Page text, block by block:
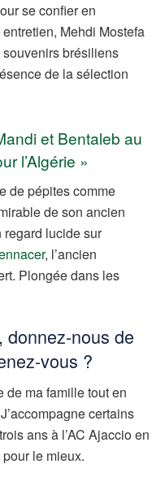
se confier en
Mehdi Mostefa
brésiliens
de la sélection
et Bentaleb au
l’Algérie »
de pépites comme
de son ancien
regard lucide sur
, l’ancien
Plongée dans les
donnez-nous de
vous ?
de ma famille tout en
certains
ans à l’AC Ajaccio en
le mieux.